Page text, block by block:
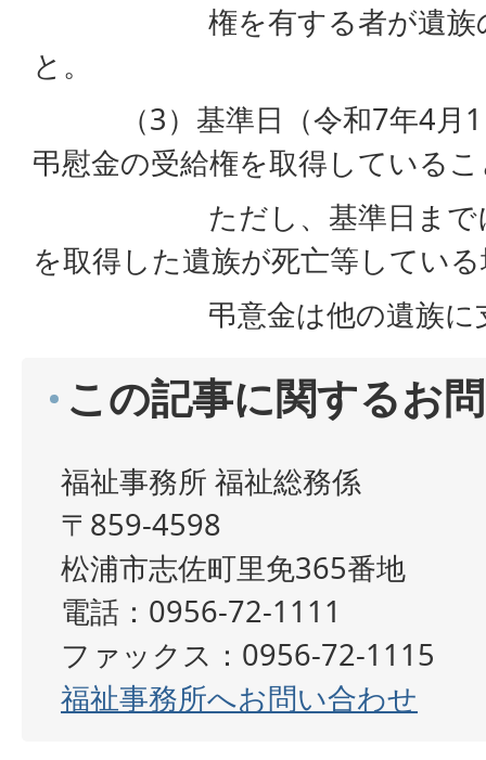
権を有する者が遺族の
と。
（3）基準日（令和7年4月1
弔慰金の受給権を取得している
ただし、基準日までにこ
を取得した遺族が死亡等してい
弔意金は他の遺族に支
この記事に関するお
福祉事務所 福祉総務係
〒859-4598
松浦市志佐町里免365番地
電話：0956-72-1111
ファックス：0956-72-1115
福祉事務所へお問い合わせ